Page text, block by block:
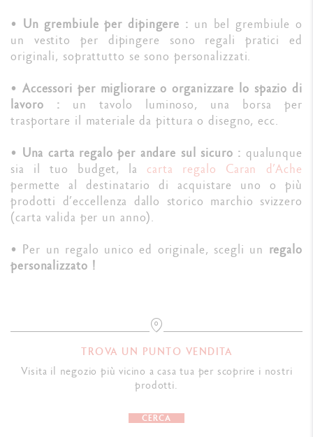
• Un grembiule per dipingere : un bel grembiule o
un vestito per dipingere sono regali pratici ed
originali, soprattutto se sono personalizzati.
• Accessori per migliorare o organizzare lo spazio di
lavoro : un tavolo luminoso, una borsa per
trasportare il materiale da pittura o disegno, ecc.
• Una carta regalo per andare sul sicuro : qualunque
sia il tuo budget, la carta regalo Caran d’Ache
permette al destinatario di acquistare uno o più
prodotti d’eccellenza dallo storico marchio svizzero
(carta valida per un anno).
• Per un regalo unico ed originale, scegli un regalo
personalizzato !
TROVA UN PUNTO VENDITA
Visita il negozio più vicino a casa tua per scoprire i nostri
prodotti.
CERCA